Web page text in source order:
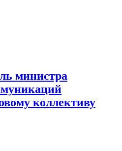
министра
коллективу